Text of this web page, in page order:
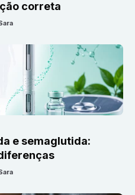
correta
e semaglutida: